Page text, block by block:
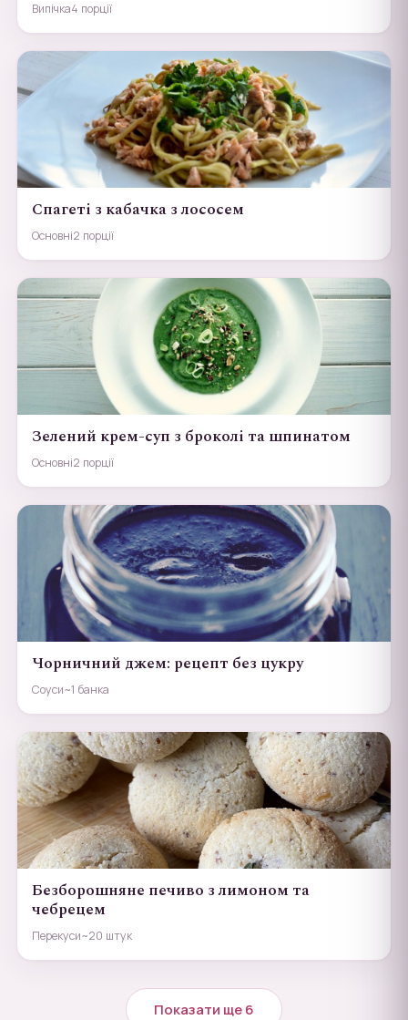
Випічка4 порції
Спагеті з кабачка з лососем
Основні2 порції
Зелений крем-суп з броколі та шпинатом
Основні2 порції
Чорничний джем: рецепт без цукру
Соуси~1 банка
Безборошняне печиво з лимоном та
чебрецем
Перекуси~20 штук
Показати ще 6